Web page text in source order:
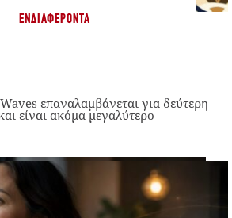
ΕΝΔΙΑΦΈΡΟΝΤΑ
επαναλαμβάνεται για δεύτερη
είναι ακόμα μεγαλύτερο